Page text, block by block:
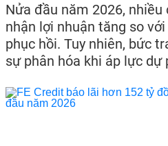
Nửa đầu năm 2026,
nhận lợi nhuận tăng so
phục hồi. Tuy nhiên, bức
sự phân hóa khi áp lực dự